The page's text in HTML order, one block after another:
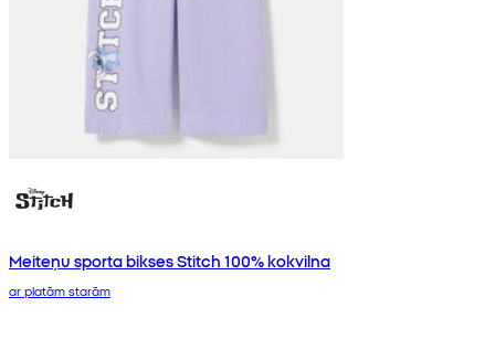
Meiteņu sporta bikses Stitch 100% kokvilna
ar platām starām